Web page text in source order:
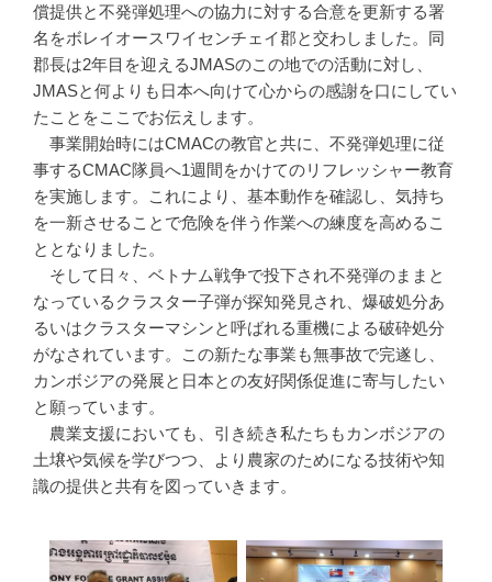
償提供と不発弾処理への協力に対する合意を更新する署
名をボレイオースワイセンチェイ郡と交わしました。同
郡長は2年目を迎えるJMASのこの地での活動に対し、
JMASと何よりも日本へ向けて心からの感謝を口にしてい
たことをここでお伝えします。
事業開始時にはCMACの教官と共に、不発弾処理に従
事するCMAC隊員へ1週間をかけてのリフレッシャー教育
を実施します。これにより、基本動作を確認し、気持ち
を一新させることで危険を伴う作業への練度を高めるこ
ととなりました。
そして日々、ベトナム戦争で投下され不発弾のままと
なっているクラスター子弾が探知発見され、爆破処分あ
るいはクラスターマシンと呼ばれる重機による破砕処分
がなされています。この新たな事業も無事故で完遂し、
カンボジアの発展と日本との友好関係促進に寄与したい
と願っています。
農業支援においても、引き続き私たちもカンボジアの
土壌や気候を学びつつ、より農家のためになる技術や知
識の提供と共有を図っていきます。